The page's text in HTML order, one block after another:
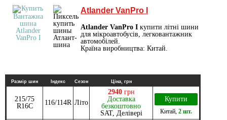
Atlander VanPro I
Atlander VanPro I купити літні шини
для мікроавтобусів, легковантажник
автомобілей.
Країна виробництва: Китай.
Размір шин Індекс Сезон Ціна, грн
215/75
R16C
116/114R Літо
2940 грн
Доставка
безкоштовно
SAT, Делівері
Купити
Китай 2 шт.